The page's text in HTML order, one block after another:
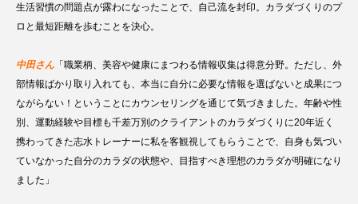
生活習慣の問題点が露わになったことで、自己流を封印。カラダづくりのプ
ロと最短距離を歩むことを決心。
中田さん 「職業柄、美容や健康にまつわる情報収集は得意分野。ただし、外
部情報ばかり取り入れても、本当に自分に必要な情報を選ばないと成果につ
ながらない！ということにカウンセリングを通じて気づきました。年齢や性
別、運動経験や目標も千差万別のクライアントのカラダづくりに20年近く
携わってきた志水トレーナーに私を客観視してもらうことで、自身も気づい
ていなかった自分のカラダの状態や、目指すべき理想のカラダが明確になり
ました」